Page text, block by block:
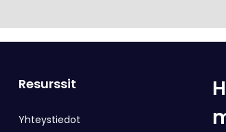
Resurssit
Yhteystiedot